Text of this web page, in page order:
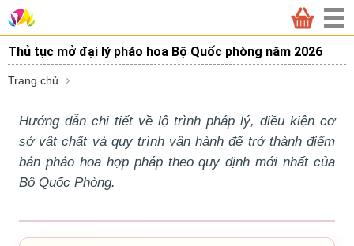
Thủ tục mở đại lý pháo hoa Bộ Quốc phòng năm 2026
Trang chủ
Hướng dẫn chi tiết về lộ trình pháp lý, điều kiện cơ
sở vật chất và quy trình vận hành để trở thành điểm
bán pháo hoa hợp pháp theo quy định mới nhất của
Bộ Quốc Phòng.